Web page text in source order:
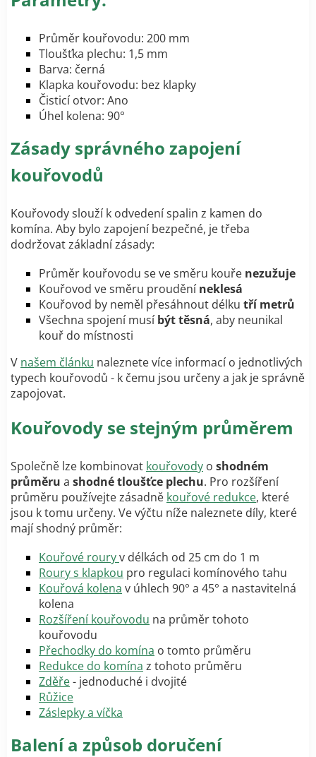
Průměr kouřovodu: 200 mm
Tloušťka plechu: 1,5 mm
Barva: černá
Klapka kouřovodu: bez klapky
Čisticí otvor: Ano
Úhel kolena: 90°
Zásady správného zapojení
kouřovodů
Kouřovody slouží k odvedení spalin z kamen do
komína. Aby bylo zapojení bezpečné, je třeba
dodržovat základní zásady:
Průměr kouřovodu se ve směru kouře nezužuje
Kouřovod ve směru prouděníneklesá
Kouřovod by neměl přesáhnout délku tří metrů
Všechna spojení musíbýt těsná, aby neunikal
kouř do místnosti
V našem článku naleznete více informací o jednotlivých
typech kouřovodů - k čemu jsou určeny a jak je správně
zapojovat.
Kouřovody se stejným průměrem
Společně lze kombinovat kouřovody o shodném
průměru a shodné tloušťce plechu. Pro rozšíření
průměru používejte zásadně kouřové redukce, které
jsou k tomu určeny. Ve výčtu níže naleznete díly, které
mají shodný průměr:
Kouřové rouryv délkách od 25 cm do 1 m
Roury s klapkou pro regulaci komínového tahu
Kouřová kolena v úhlech 90° a 45° a nastavitelná
kolena
Rozšíření kouřovodu na průměr tohoto
kouřovodu
Přechodky do komína o tomto průměru
Redukce do komína z tohoto průměru
Zděře- jednoduché i dvojité
Růžice
Záslepky a víčka
Balení a způsob doručení